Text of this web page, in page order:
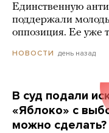
Единственную
поддержали
оппозиция. Ее уже
НОВОСТИ день назад
В суд подали
«Яблоко» с
можно сделать?